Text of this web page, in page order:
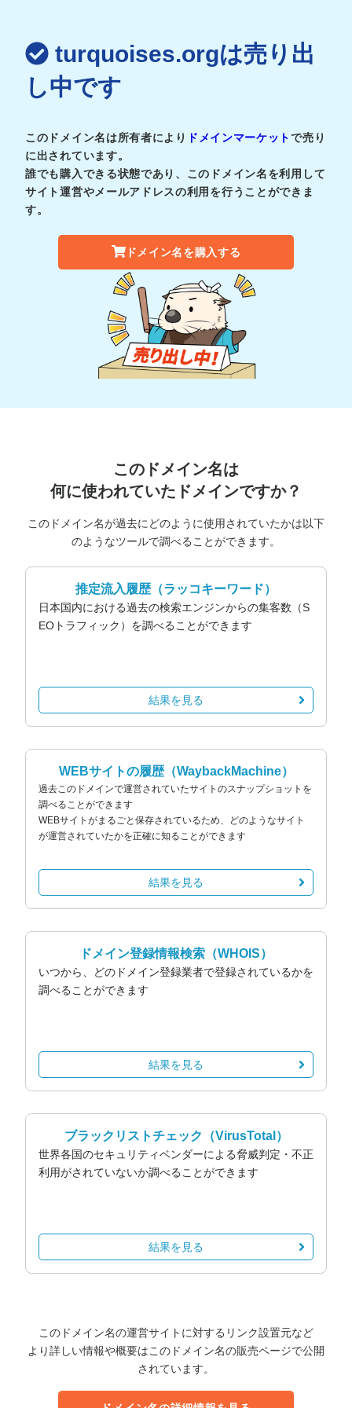
turquoises.orgは売り出
し中です
このドメイン名は所有者により ドメインマーケットで売り
に出されています。
誰でも購入できる状態であり、このドメイン名を利用して
サイト運営やメールアドレスの利用を行うことができま
す。
ドメイン名を購入する
このドメイン名は
何に使われていたドメインですか？
このドメイン名が過去にどのように使用されていたかは以下
のようなツールで調べることができます。
推定流入履歴（ラッコキーワード）
日本国内における過去の検索エンジンからの集客数（S
EOトラフィック）を調べることができます
結果を見る
WEBサイトの履歴（WaybackMachine）
過去このドメインで運営されていたサイトのスナップショットを
調べることができます
WEBサイトがまるごと保存されているため、どのようなサイト
が運営されていたかを正確に知ることができます
結果を見る
ドメイン登録情報検索 （WHOIS）
いつから、どのドメイン登録業者で登録されているかを
調べることができます
結果を見る
ブラックリストチェック （VirusTotal）
世界各国のセキュリティベンダーによる脅威判定・不正
利用がされていないか調べることができます
結果を見る
このドメイン名の運営サイトに対するリンク設置元など
より詳しい情報や概要はこのドメイン名の販売ページで公開
されています。